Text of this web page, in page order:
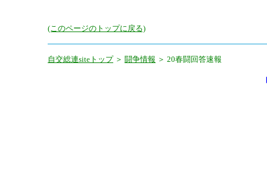
(このページのトップに戻る)
自交総連siteトップ＞ 闘争情報 ＞ 20春闘回答速報